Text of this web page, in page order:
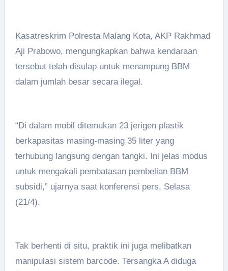
Kasatreskrim Polresta Malang Kota, AKP Rakhmad
Aji Prabowo, mengungkapkan bahwa kendaraan
tersebut telah disulap untuk menampung BBM
dalam jumlah besar secara ilegal.
“Di dalam mobil ditemukan 23 jerigen plastik
berkapasitas masing-masing 35 liter yang
terhubung langsung dengan tangki. Ini jelas modus
untuk mengakali pembatasan pembelian BBM
subsidi,” ujarnya saat konferensi pers, Selasa
(21/4).
Tak berhenti di situ, praktik ini juga melibatkan
manipulasi sistem barcode. Tersangka A diduga